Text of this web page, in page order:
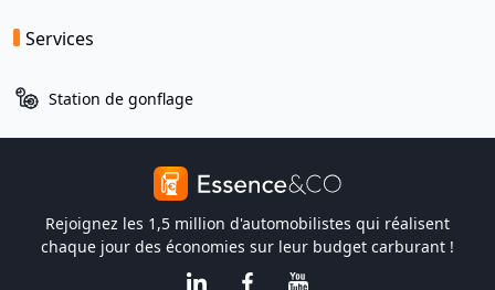
Services
Station de gonflage
Rejoignez les 1,5 million d'automobilistes qui réalisent
chaque jour des économies sur leur budget carburant !